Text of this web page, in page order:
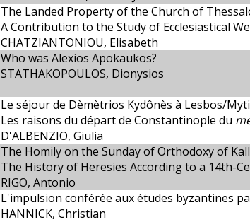
The Landed Property of the Church of
A Contribution to the Study of Ecclesiastical
CHATZIANTONIOU, Elisabeth
Who was Alexios Apokaukos?
STATHAKOPOULOS, Dionysios
Le séjour de Dèmètrios Kydônès à Lesbos/
Les raisons du départ de Constantinople du
D'ALBENZIO, Giulia
The Homily on the Sunday of Orthodoxy of
The History of Heresies According to a 14th-
RIGO, Antonio
L'impulsion conférée aux études byzantines
HANNICK, Christian